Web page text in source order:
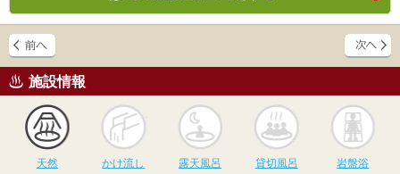
施設情報
天然
かけ流し
かけ流し
露天風呂
露天風呂
貸切風呂
貸切風呂 岩盤浴